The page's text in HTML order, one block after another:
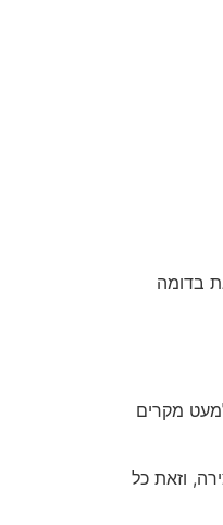
בדומה
מקרים
וזאת כל